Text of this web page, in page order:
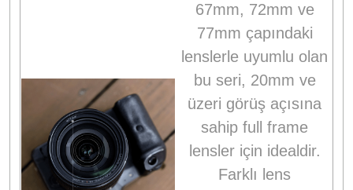
67mm, 72mm ve
77mm çapındaki
lenslerle uyumlu olan
bu seri, 20mm ve
üzeri görüş açısına
sahip full frame
lensler için idealdir.
Farklı lens